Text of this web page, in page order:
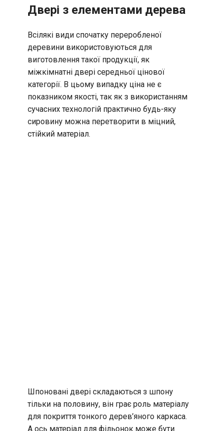
Двері з елементами дерева
Всілякі види спочатку переробленої
деревини використовуються для
виготовлення такої продукції, як
міжкімнатні двері середньої цінової
категорії. В цьому випадку ціна не є
показником якості, так як з використанням
сучасних технологій практично будь-яку
сировину можна перетворити в міцний,
стійкий матеріал.
Шпоновані двері складаються з шпону
тільки на половину, він грає роль матеріалу
для покриття тонкого дерев’яного каркаса.
А ось матеріал для фільонок може бути